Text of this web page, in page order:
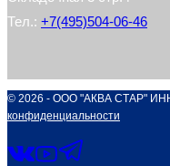
Тел.: +7(495)504-06-46
© 2026 - ООО "АКВА СТАР"
конфиденциальности